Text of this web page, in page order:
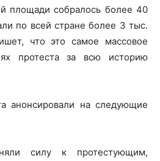
площади собралось более 40
по всей стране более 3 тыс.
что это самое массовое
протеста за всю историю
анонсировали на следующие
силу к протестующим,